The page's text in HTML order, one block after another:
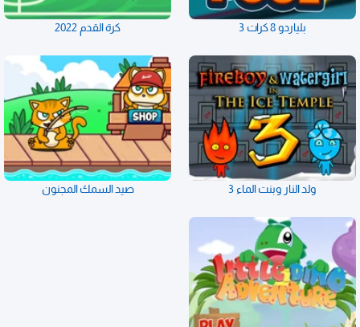
بلياردو 8 كرات 3 كرة القدم 2022
ولد النار وبنت الماء 3 صيد السمك المجنون